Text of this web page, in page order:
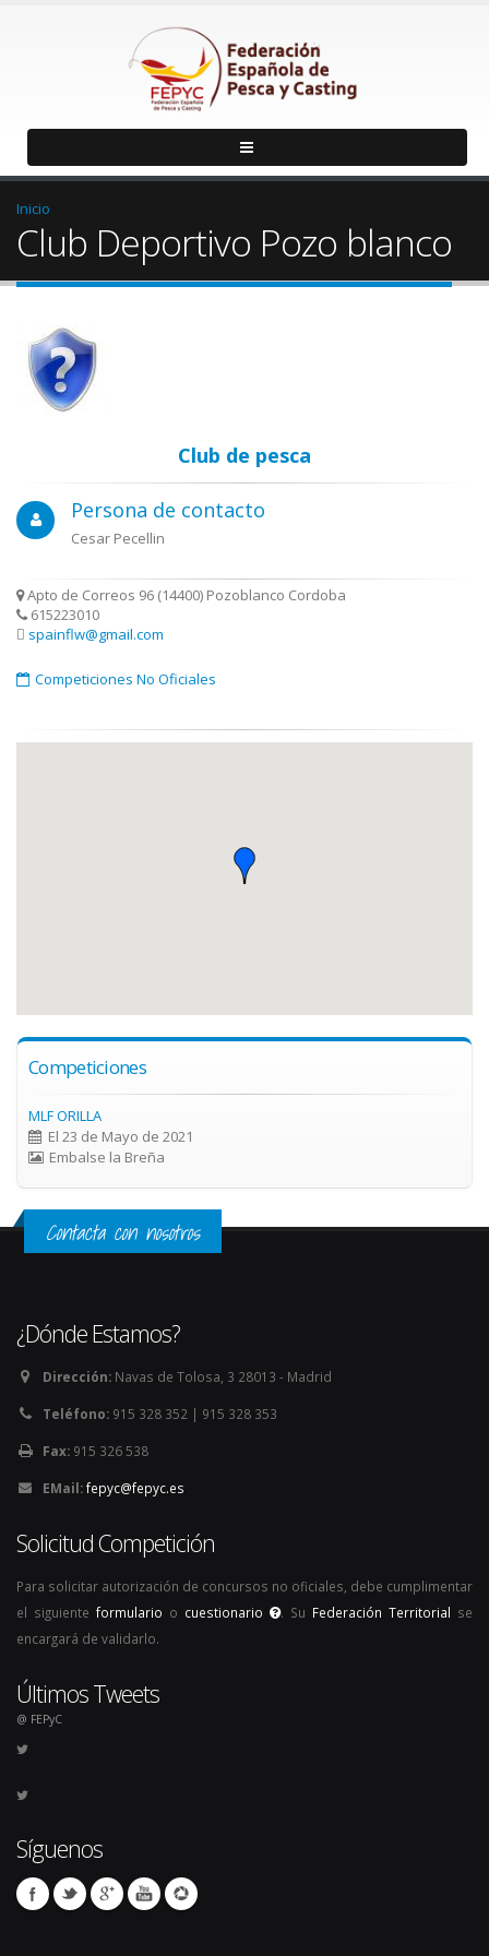
Inicio
Club Deportivo Pozo blanco
Club de pesca
Persona de contacto
Cesar Pecellin
Apto de Correos 96 (14400) Pozoblanco Cordoba
615223010
spainflw@gmail.com
Competiciones No Oficiales
Competiciones
MLF ORILLA
El 23 de Mayo de 2021
Embalse la Breña
Contacta con nosotros
¿Dónde Estamos?
Dirección: Navas de Tolosa, 3 28013 - Madrid
Teléfono: 915 328 352 | 915 328 353
Fax: 915 326 538
EMail:fepyc@fepyc.es
Solicitud Competición
Para solicitar autorización de concursos no oficiales, debe cumplimentar
el siguiente formulario o cuestionario . Su Federación Territorial se
encargará de validarlo.
Últimos Tweets
@ FEPyC
Síguenos